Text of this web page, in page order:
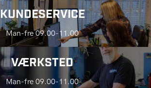
KUNDESERVICE
Man-fre 09.00-11.00
VÆRKSTED
Man-fre 09.00-11.00